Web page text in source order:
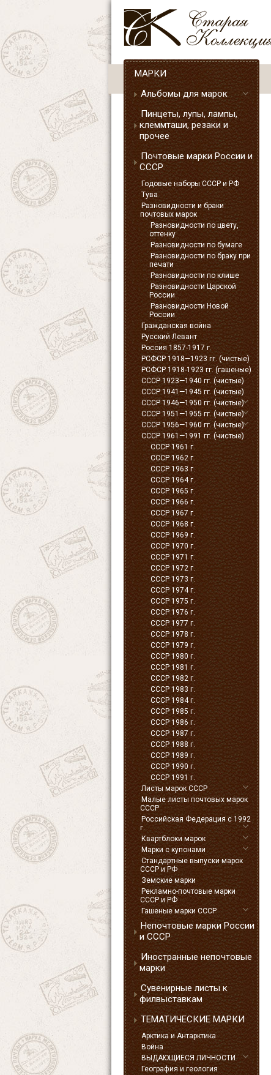
МАРКИ
Альбомы для марок
Пинцеты, лупы, лампы,
клеммташи, резаки и
прочее
Почтовые марки России и
СССР
Годовые наборы СССР и РФ
Тува
Разновидности и браки
почтовых марок
Разновидности по цвету,
оттенку
Разновидности по бумаге
Разновидности по браку при
печати
Разновидности по клише
Разновидности Царской
России
Разновидности Новой
России
Гражданская война
Русский Левант
Россия 1857-1917 г.
РСФСР 1918—1923 гг. (чистые)
РСФСР 1918-1923 гг. (гашеные)
СССР 1923—1940 гг. (чистые)
СССР 1941—1945 гг. (чистые)
СССР 1946—1950 гг. (чистые)
СССР 1951—1955 гг. (чистые)
СССР 1956—1960 гг. (чистые)
СССР 1961—1991 гг. (чистые)
СССР 1961 г.
СССР 1962 г.
СССР 1963 г.
СССР 1964 г.
СССР 1965 г.
СССР 1966 г.
СССР 1967 г.
СССР 1968 г.
СССР 1969 г.
СССР 1970 г.
СССР 1971 г.
СССР 1972 г.
СССР 1973 г.
СССР 1974 г.
СССР 1975 г.
СССР 1976 г.
СССР 1977 г.
СССР 1978 г.
СССР 1979 г.
СССР 1980 г.
СССР 1981 г.
СССР 1982 г.
СССР 1983 г.
СССР 1984 г.
СССР 1985 г.
СССР 1986 г.
СССР 1987 г.
СССР 1988 г.
СССР 1989 г.
СССР 1990 г.
СССР 1991 г.
Листы марок СССР
Малые листы почтовых марок
СССР
Российская Федерация с 1992
г.
Квартблоки марок
Марки с купонами
Стандартные выпуски марок
СССР и РФ
Земские марки
Рекламно-почтовые марки
СССР и РФ
Гашеные марки СССР
Непочтовые марки России
и СССР
Иностранные непочтовые
марки
Сувенирные листы к
филвыставкам
ТЕМАТИЧЕСКИЕ МАРКИ
Арктика и Антарктика
Война
ВЫДАЮЩИЕСЯ ЛИЧНОСТИ
География и геология